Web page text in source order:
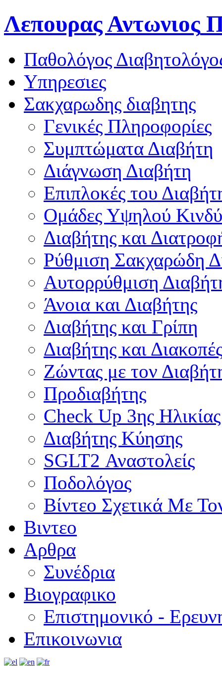
Λεπουρας Αντωνιος
Παθολόγος
Υπηρεσιες
Σακχαρωδης διαβητης
Γενικές Πληροφορίες
Συμπτώματα Διαβήτη
Διάγνωση Διαβήτη
Επιπλοκές του
Oμάδες Υψηλού
Διαβήτης και
Ρύθμιση Σακχαρώδη
Αυτορρύθμιση
Άνοια και Διαβήτης
Διαβήτης και Γρίπη
Διαβήτης και
Ζώντας με τον
Προδιαβήτης
Check Up 3ης Ηλικίας
Διαβήτης Κύησης
SGLT2 Αναστολείς
Ποδολόγος
Βίντεο Σχετικά Με
Βιντεο
Αρθρα
Συνέδρια
Βιογραφικο
Επιστημονικό -
Επικοινωνια